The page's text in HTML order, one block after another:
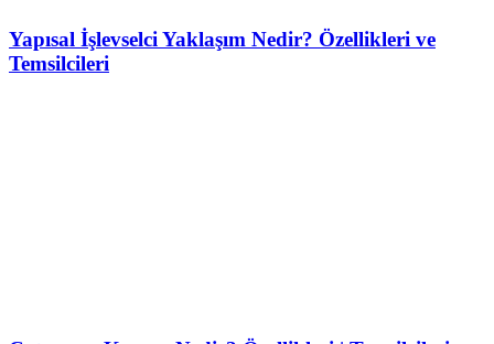
Yapısal İşlevselci Yaklaşım Nedir? Özellikleri ve
Temsilcileri